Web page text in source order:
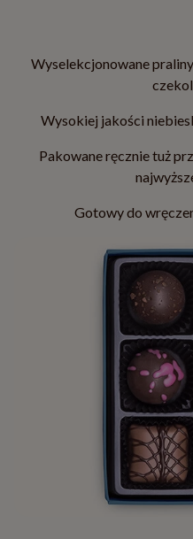
Wyselekcjonowane
Wysokiej jakości
Pakowane ręcznie tuż
Gotowy do